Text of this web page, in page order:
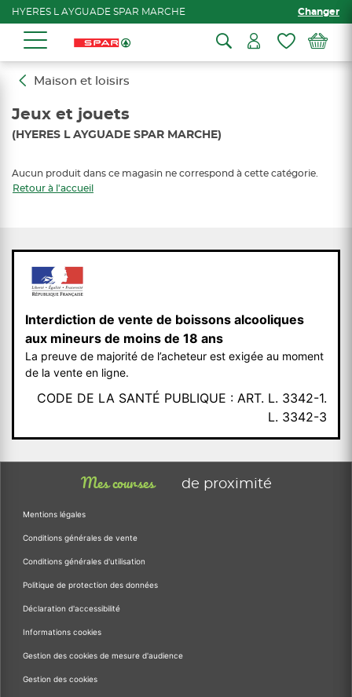
HYERES L AYGUADE SPAR MARCHE Changer
Maison et loisirs
Jeux et jouets
(HYERES L AYGUADE SPAR MARCHE)
Aucun produit dans ce magasin ne correspond à cette catégorie.
Retour à l'accueil
Interdiction de vente de boissons alcooliques
aux mineurs de moins de 18 ans
La preuve de majorité de l’acheteur est exigée au moment
de la vente en ligne.
CODE DE LA SANTÉ PUBLIQUE : ART. L. 3342-1.
L. 3342-3
Mes courses de proximité
Mentions légales
Conditions générales de vente
Conditions générales d'utilisation
Politique de protection des données
Déclaration d'accessibilité
Informations cookies
Gestion des cookies de mesure d'audience
Gestion des cookies